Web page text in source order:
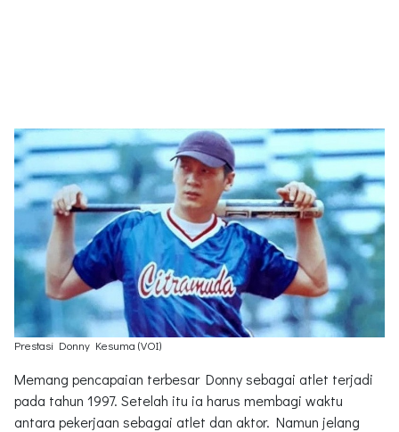
Prestasi Donny Kesuma (VOI)
Memang pencapaian terbesar Donny sebagai atlet terjadi
pada tahun 1997. Setelah itu ia harus membagi waktu
antara pekerjaan sebagai atlet dan aktor. Namun jelang